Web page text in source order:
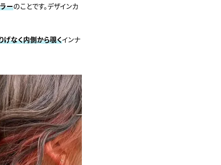
ーのことです。デザインカ
げなく内側から覗くインナ